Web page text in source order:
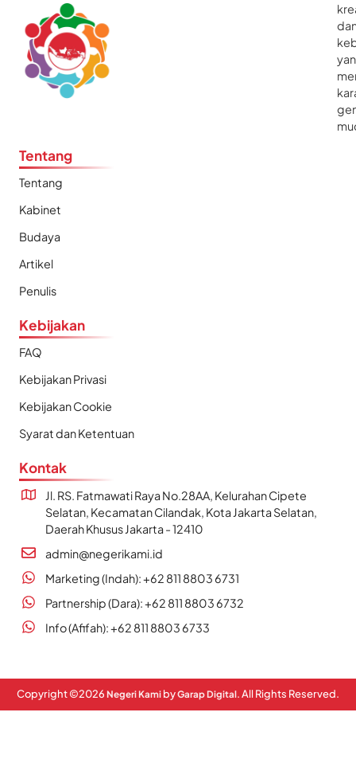
Tentang
Tentang
Kabinet
Budaya
Artikel
Penulis
Kebijakan
FAQ
Kebijakan Privasi
Kebijakan Cookie
Syarat dan Ketentuan
Kontak
Jl. RS. Fatmawati Raya No.28AA, Kelurahan Cipete
Selatan, Kecamatan Cilandak, Kota Jakarta Selatan,
Daerah Khusus Jakarta - 12410
admin@negerikami.id
Marketing (Indah): +62 811 8803 6731
Partnership (Dara): +62 811 8803 6732
Info (Afifah): +62 811 8803 6733
Copyright ©2026 Negeri Kami byGarap Digital. All Rights Reserved.